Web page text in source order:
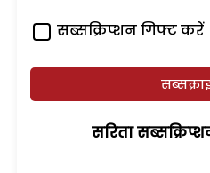
सब्सक्रिप्शन गिफ्ट करें
सरिता